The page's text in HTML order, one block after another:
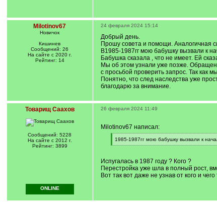
Milotinov67
Новичок
Кишинев
Сообщений: 26
На сайте с 2020 г.
Рейтинг: 14
24 февраля 2024 15:14
Добрый день.
Прошу совета и помощи. Аналогичная
В1985-1987гг мою бабушку вызвали к
Бабушка сказала , что не имеет. Ей
Мы об этом узнали уже позже.
с просьбой проверить запрос. Так как
Понятно, что след наследства уже
благодарю за внимание.
Товарищ Саахов
Сообщений: 5228
На сайте с 2012 г.
Рейтинг: 3899
26 февраля 2024 11:49
Milotinov67 написал:
[
q
1985-1987гг мою бабушку вызвали к
[
]
Испугалась в 1987 году ? Кого ?
Перестройка уже шла в полный рост,
Вот так вот даже не узнав от кого и
ONLINE